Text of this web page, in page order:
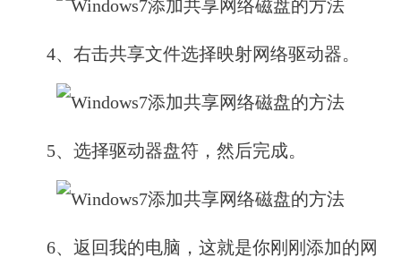
4、右击共享文件选择映射网络驱动器。
5、选择驱动器盘符，然后完成。
6、返回我的电脑，这就是你刚刚添加的网